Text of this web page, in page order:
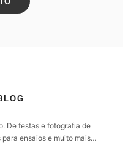
De festas e fotografia de
ensaios e muito mais…